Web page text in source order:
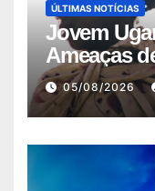
ÚLTIMAS NOTÍCIAS
Jovem
Ameaças
Converter-
05/08/2026